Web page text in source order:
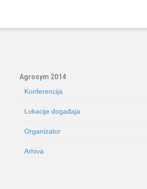
Agrosym 2014
Konferencija
Lokacije događaja
Organizator
Arhiva